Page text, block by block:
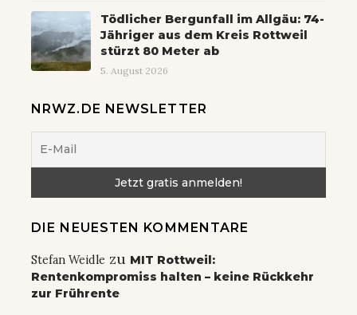
Tödlicher Bergunfall im Allgäu: 74-
Jähriger aus dem Kreis Rottweil
stürzt 80 Meter ab
5. August 2026
NRWZ.DE NEWSLETTER
DIE NEUESTEN KOMMENTARE
Stefan Weidle zu MIT Rottweil:
Rentenkompromiss halten – keine Rückkehr
zur Frührente